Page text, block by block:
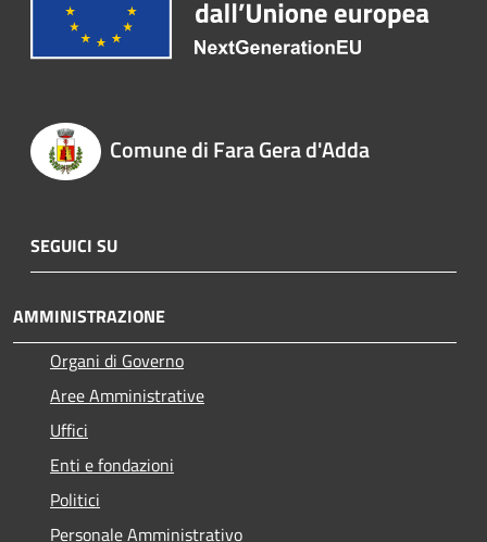
Comune di Fara Gera d'Adda
SEGUICI SU
AMMINISTRAZIONE
Organi di Governo
Aree Amministrative
Uffici
Enti e fondazioni
Politici
Personale Amministrativo